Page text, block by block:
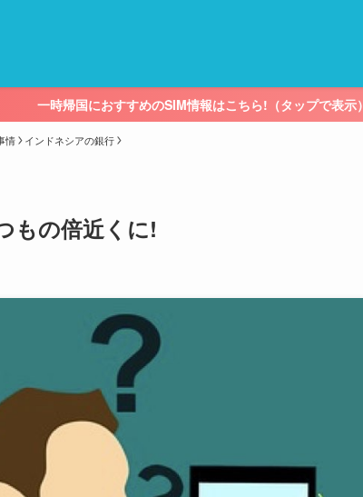
一時帰国におすすめのSIM情報はこちら!（タップで表示）
情 インドネシアの銀行
もの倍近くに!